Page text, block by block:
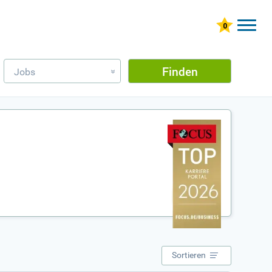
Jobs » Finden
Sortieren